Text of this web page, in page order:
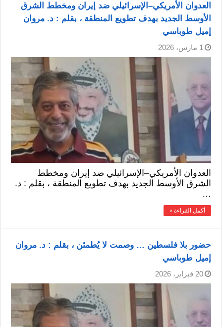
العدوان الأمريكي–الإسرائيلي ضد إيران ومخطط الشرق
الأوسط الجديد بهدف تطويع المنطقة ، بقلم : د. مروان
إميل طوباسي
1 مارس، 2026
العدوان الأمريكي–الإسرائيلي ضد إيران ومخطط
الشرق الأوسط الجديد بهدف تطويع المنطقة ، بقلم : د.
…
أكمل القراءة »
حضور بلا فلسطين … وصمت لا يُطمئن ، بقلم : د. مروان
إميل طوباسي
20 فبراير، 2026